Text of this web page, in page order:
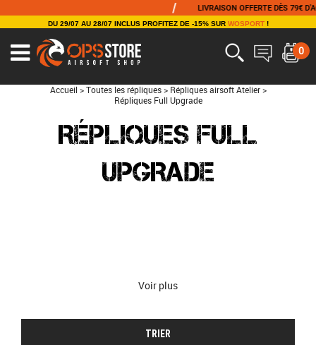
LIVRAISON OFFERTE DÈS 79€
DU 29/07 AU 28/07 INCLUS PROFITEZ DE -15% SUR WOSPORT!
0
Accueil > Toutes les répliques > Répliques airsoft Atelier >
Répliques Full Upgrade
RÉPLIQUES FULL
UPGRADE
Voir plus
TRIER